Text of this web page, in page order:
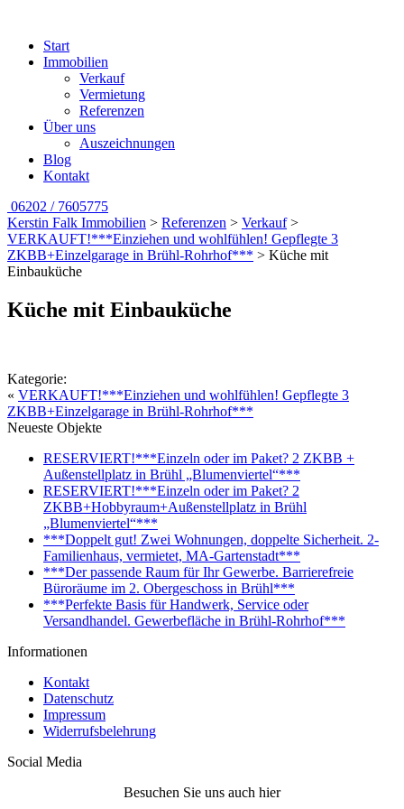
Start
Immobilien
Verkauf
Vermietung
Referenzen
Über uns
Auszeichnungen
Blog
Kontakt
06202 / 7605775
Kerstin Falk Immobilien > Referenzen > Verkauf>
VERKAUFT!***Einziehen und wohlfühlen! Gepflegte 3
ZKBB+Einzelgarage in Brühl-Rohrhof*** > Küche mit
Einbauküche
Küche mit Einbauküche
Kategorie:
« VERKAUFT!***Einziehen und wohlfühlen! Gepflegte 3
ZKBB+Einzelgarage in Brühl-Rohrhof***
Neueste Objekte
RESERVIERT!***Einzeln oder im Paket? 2 ZKBB +
Außenstellplatz in Brühl „Blumenviertel“***
RESERVIERT!***Einzeln oder im Paket? 2
ZKBB+Hobbyraum+Außenstellplatz in Brühl
„Blumenviertel“***
***Doppelt gut! Zwei Wohnungen, doppelte Sicherheit. 2-
Familienhaus, vermietet, MA-Gartenstadt***
***Der passende Raum für Ihr Gewerbe. Barrierefreie
Büroräume im 2. Obergeschoss in Brühl***
***Perfekte Basis für Handwerk, Service oder
Versandhandel. Gewerbefläche in Brühl-Rohrhof***
Informationen
Kontakt
Datenschutz
Impressum
Widerrufsbelehrung
Social Media
Besuchen Sie uns auch hier